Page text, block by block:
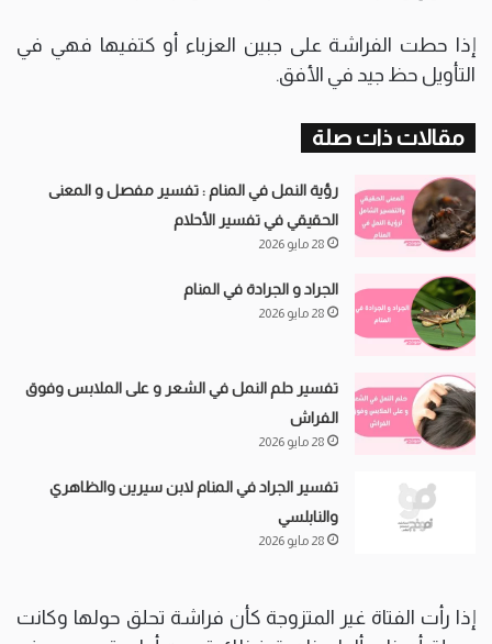
إذا حطت الفراشة على جبين العزباء أو كتفيها فهي في
التأويل حظ جيد في الأفق.
مقالات ذات صلة
رؤية النمل في المنام : تفسير مفصل و المعنى
الحقيقي في تفسير الأحلام
28 مايو 2026
الجراد و الجرادة في المنام
28 مايو 2026
تفسير حلم النمل في الشعر و على الملابس وفوق
الفراش
28 مايو 2026
تفسير الجراد في المنام لابن سيرين والظاهري
والنابلسي
28 مايو 2026
إذا رأت الفتاة غير المتزوجة كأن فراشة تحلق حولها وكانت